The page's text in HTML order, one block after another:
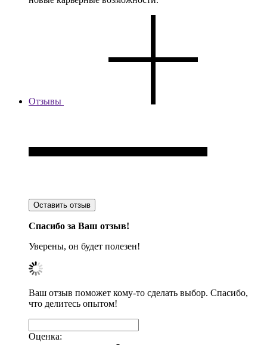
Отзывы
Оставить отзыв
Спасибо за Ваш отзыв!
Уверены, он будет полезен!
Ваш отзыв поможет кому-то сделать выбор. Спасибо,
что делитесь опытом!
Оценка: